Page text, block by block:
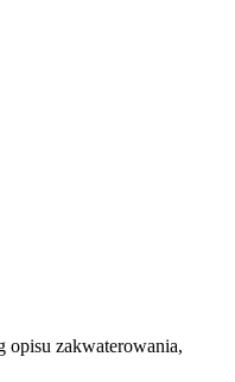
opisu zakwaterowania,